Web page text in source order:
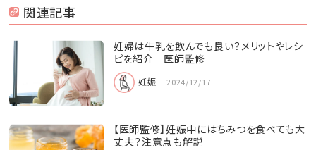
関連記事
妊婦は牛乳を飲んでも良い？メリットやレシ
ピを紹介｜医師監修
妊娠 2024/12/17
【医師監修】妊娠中にはちみつを食べても大
丈夫？注意点も解説